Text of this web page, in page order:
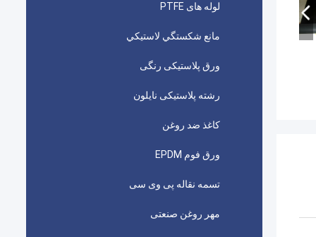
لوله های PTFE
مانع شكستگي لاستيكي
ورق پلاستیکی رنگی
رشته پلاستیکی نایلون
کاغذ ضد روغن
ورق فوم EPDM
تسمه نقاله پی وی سی
مهر روغن صنعتی